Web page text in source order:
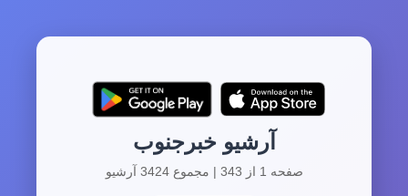
آرشیو خبرجنوب
صفحه 1 از 343 | مجموع 3424 آرشیو